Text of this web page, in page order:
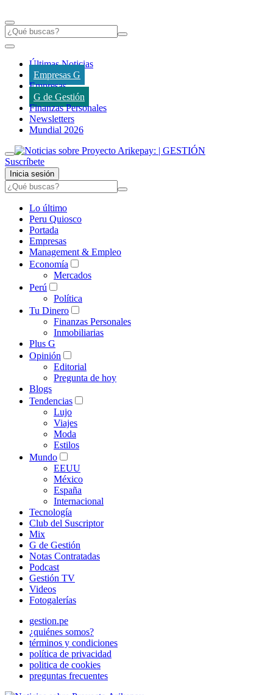
Últimas Noticias
Empresas G
Empresas
G de Gestión
Finanzas Personales
Newsletters
Mundial 2026
Suscríbete
Inicia sesión
Lo último
Peru Quiosco
Portada
Empresas
Management & Empleo
Economía
Mercados
Perú
Política
Tu Dinero
Finanzas Personales
Inmobiliarias
Plus G
Opinión
Editorial
Pregunta de hoy
Blogs
Tendencias
Lujo
Viajes
Moda
Estilos
Mundo
EEUU
México
España
Internacional
Tecnología
Club del Suscriptor
Mix
G de Gestión
Notas Contratadas
Podcast
Gestión TV
Videos
Fotogalerías
gestion.pe
¿quiénes somos?
términos y condiciones
política de privacidad
politica de cookies
preguntas frecuentes